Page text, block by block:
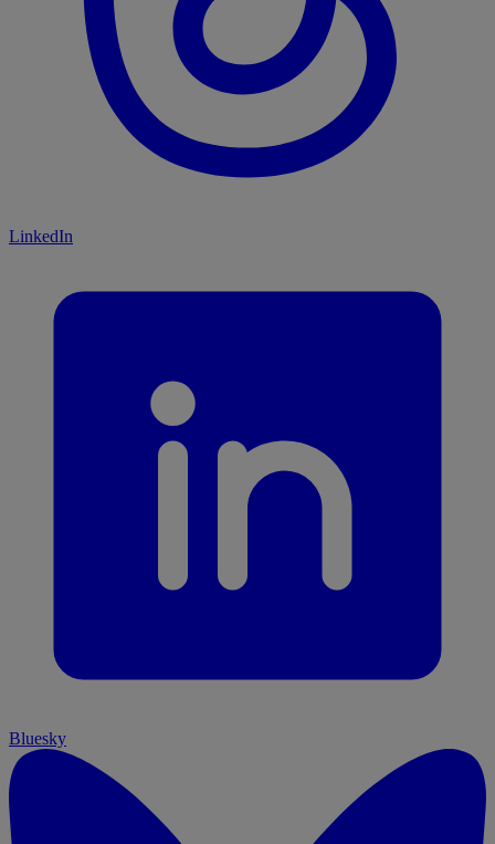
LinkedIn
Bluesky